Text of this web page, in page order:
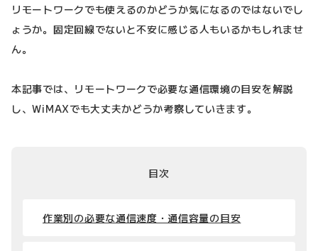
リモートワークでも使えるのかどうか気になるのではないでし
ょうか。固定回線でないと不安に感じる人もいるかもしれませ
ん。
本記事では、リモートワークで必要な通信環境の目安を解説
し、WiMAXでも大丈夫かどうか考察していきます。
目次
作業別の必要な通信速度・通信容量の目安